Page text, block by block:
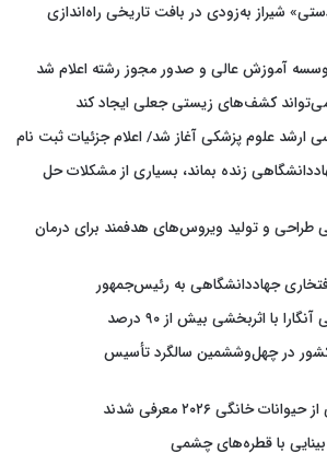
شیراز به‌زودی در بافت تاریخی راه‌اندازی
آموزش عالی و صدور مجوز رشته اعلام شد
کشف‌های زیستی جعلی ایجاد کند
ارشد علوم پزشکی آغاز شد/ اعلام جزئیات ثبت نام
زنده بماند، بسیاری از مشکلات حل
طراحی و تولید ویروس‌های هدفمند برای درمان
جهاددانشگاهی به رئیس‌جمهور
با اثربخشی بیش از ۹۰ درصد
کشور در چهل‌وششمین سالگرد تأسیس
خانگی ۲۰۲۶ معرفی شدند
بینایی با قطره‌های چشمی